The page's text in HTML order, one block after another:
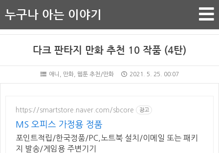
누구나 아는 이야기
다크 판타지 만화 추천 10 작품 (4탄)
애니, 만화, 웹툰 추천/만화 2021. 5. 25. 00:07
https://smartstore.naver.com/sbcore 광고
MS 오피스 가정용 정품
포인트적립/한국정품/PC,노트북 설치/이메일 또는 패키
지 발송/게임용 주변기기